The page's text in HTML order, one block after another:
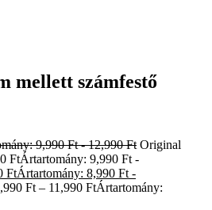
mellett számfestő
9,990 Ft - 12,990 Ft Original
FtÁrtartomány: 9,990 Ft -
FtÁrtartomány: 8,990 Ft -
Ft – 11,990 FtÁrtartomány: